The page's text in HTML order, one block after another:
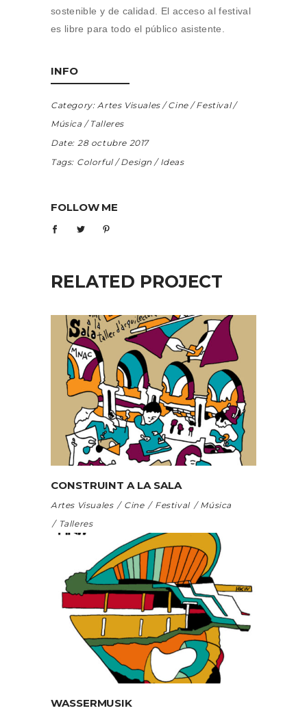
sostenible y de calidad. El acceso al festival
es libre para todo el público asistente.
INFO
Category: Artes Visuales Cine
Festival
Música
Talleres
Date: 28 octubre 2017
Tags: Colorful Design Ideas
FOLLOW ME
RELATED PROJECT
CONSTRUINT A LA SALA
Artes Visuales Cine Festival
Música
Talleres
WASSERMUSIK